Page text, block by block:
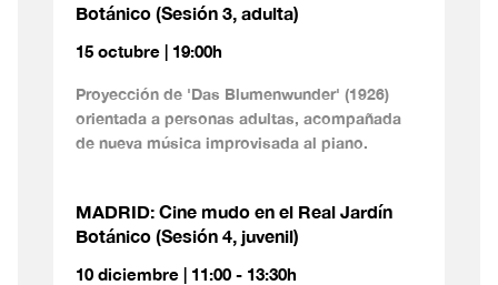
Botánico (Sesión 3, adulta)
15 octubre | 19:00h
Proyección de 'Das Blumenwunder' (1926)
orientada a personas adultas, acompañada
de nueva música improvisada al piano.
MADRID: Cine mudo en el Real Jardín
Botánico (Sesión 4, juvenil)
10 diciembre | 11:00 - 13:30h